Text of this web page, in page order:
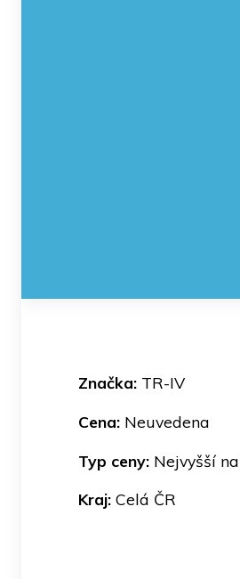
Značka: TR-IV
Cena: Neuvedena
Typ ceny: Nejvyšší
Kraj: Celá ČR